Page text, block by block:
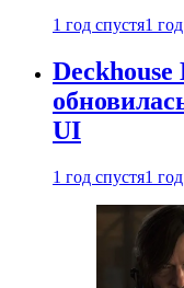
1 год спустя1
UI
1 год спустя1